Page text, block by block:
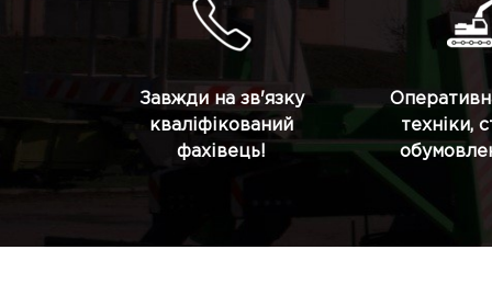
Завжди на зв'язку
кваліфікований
фахівець!
техніки,